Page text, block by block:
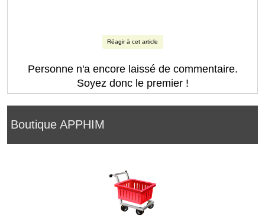
Boutique APPHIM
Réagir à cet article
Personne n'a encore laissé de commentaire.
Soyez donc le premier !